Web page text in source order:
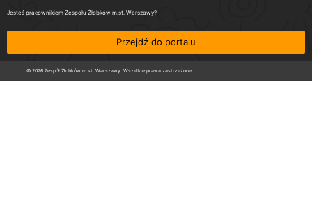
Jesteś pracownikiem Zespołu Żłobków m.st. Warszawy?
Przejdź do portalu
© 2026 Zespół Żłobków m.st. Warszawy. Wszelkie prawa zastrzeżone